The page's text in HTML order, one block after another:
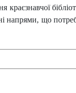
краєзнавчої
напрями, що